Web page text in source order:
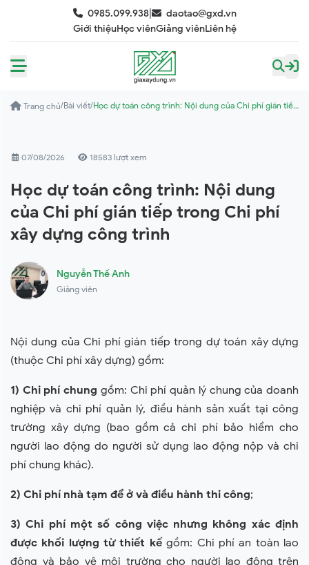
0985.099.938|
daotao@gxd.vn
Giới thiệuHọc viênGiảng viênLiên hệ
Trang chủ/Bài viết/Học dự toán công trình: Nội dung của Chi phí gián tiếp
07/08/2026 18583 lượt xem
Học dự toán công trình: Nội dung
của Chi phí gián tiếp trong Chi phí
xây dựng công trình
Nguyễn Thế Anh
Giảng viên
Nội dung của Chi phí gián tiếp trong dự toán xây dựng
(thuộc Chi phí xây dựng) gồm:
1) Chi phí chung gồm: Chi phí quản lý chung của doanh
nghiệp và chi phí quản lý, điều hành sản xuất tại công
trường xây dựng (bao gồm cả chi phí bảo hiểm cho
người lao động do người sử dụng lao động nộp và chi
phí chung khác).
2) Chi phí nhà tạm để ở và điều hành thi công;
3) Chi phí một số công việc nhưng không xác định
được khối lượng từ thiết kếgồm: Chi phí an toàn lao
động và bảo vệ môi trường cho người lao động trên